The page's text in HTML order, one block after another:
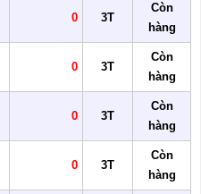
0 3T
Còn
hàng
0 3T
Còn
hàng
0 3T
Còn
hàng
0 3T
Còn
hàng